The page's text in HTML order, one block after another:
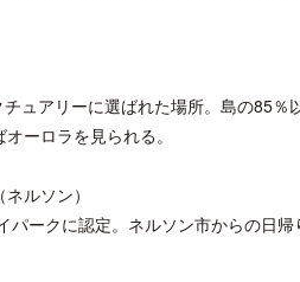
ュアリーに選ばれた場所。島の85
ーロラを見られる。
ルソン）
ークに認定。ネルソン市からの日
開業50周年に合わせ「ザ ビ
アット ハイアット」のメニ